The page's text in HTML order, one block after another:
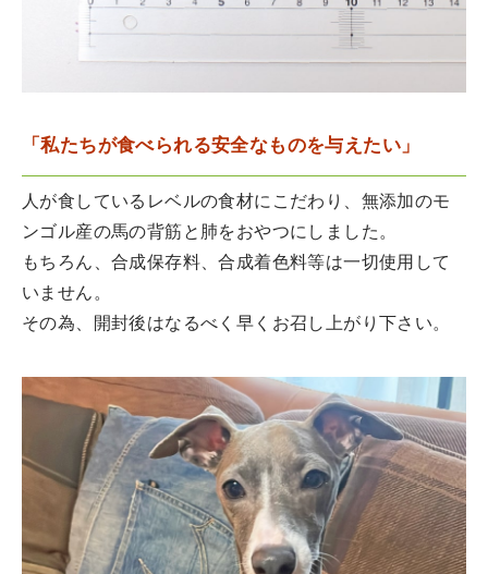
「私たちが食べられる安全なものを与えたい」
人が食しているレベルの食材にこだわり、無添加のモ
ンゴル産の馬の背筋と肺をおやつにしました。
もちろん、合成保存料、合成着色料等は一切使用して
いません。
その為、開封後はなるべく早くお召し上がり下さい。